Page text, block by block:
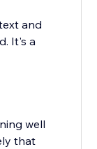
and
It's a
well
that